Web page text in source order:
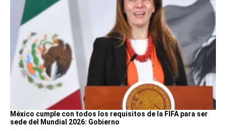
México cumple con todos los requisitos de la FIFA para ser
sede del Mundial 2026: Gobierno